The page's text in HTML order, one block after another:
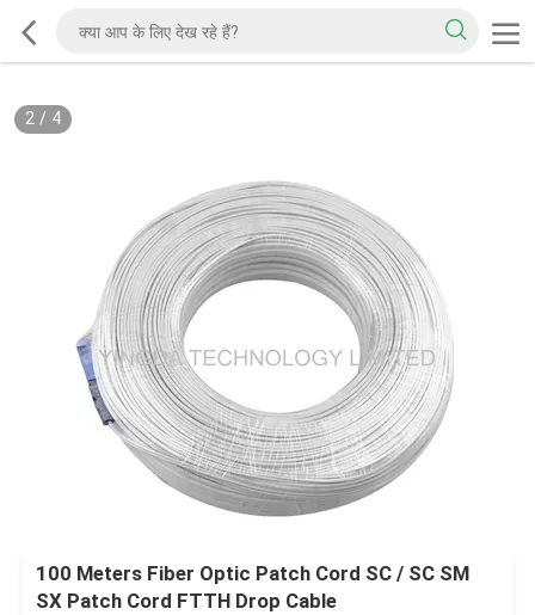
2/ 4
100 Meters Fiber Optic Patch Cord SC / SC SM
SX Patch Cord FTTH Drop Cable